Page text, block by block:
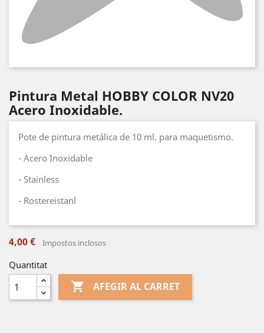
Pintura Metal HOBBY COLOR NV20
Acero Inoxidable.
Pote de pintura metálica de 10 ml. para maquetismo.
- Acero Inoxidable
- Stainless
- Rostereistanl
4,00 € Impostos inclosos
Quantitat
 AFEGIR AL CARRET